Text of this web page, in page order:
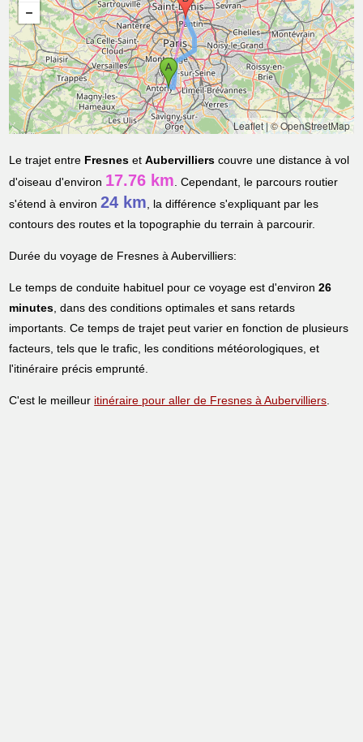
Leaflet|© OpenStreetMap
Le trajet entre Fresnes etAubervilliers couvre une distance à vol
d'oiseau d'environ 17.76 km. Cependant, le parcours routier
s'étend à environ24 km, la différence s'expliquant par les
contours des routes et la topographie du terrain à parcourir.
Durée du voyage de Fresnes à Aubervilliers:
Le temps de conduite habituel pour ce voyage est d'environ26
minutes, dans des conditions optimales et sans retards
importants. Ce temps de trajet peut varier en fonction de plusieurs
facteurs, tels que le trafic, les conditions météorologiques, et
l'itinéraire précis emprunté.
C'est le meilleur itinéraire pour aller de Fresnes à Aubervilliers.